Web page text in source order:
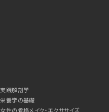
実践解剖学
栄養学の基礎
女性の骨格メイク・エクササイズ